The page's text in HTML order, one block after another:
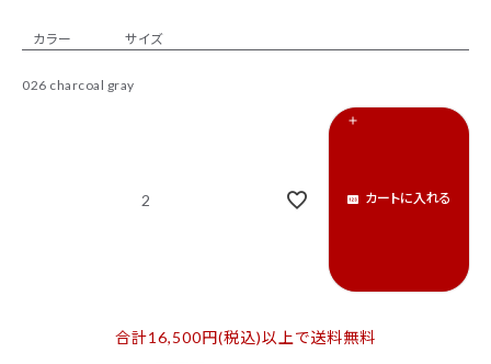
インフォメーション
会員登録
カラー サイズ
026 charcoal gray
2 カートに入れる
合計16,500円(税込)以上で送料無料